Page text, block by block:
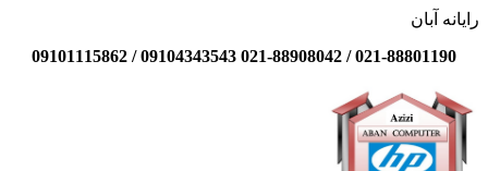
رایانه آبان
021-88801190 / 021-88908042 09104343543 / 09101115862